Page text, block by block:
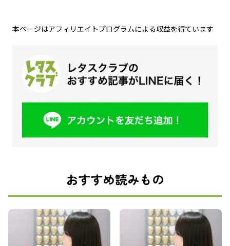
本ページはアフィリエイトプログラムによる収益を得ています
おすすめ読みもの